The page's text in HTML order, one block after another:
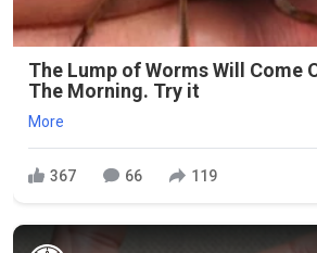
The Lump of Worms Will Come
The Morning. Try it
More
367 66 119